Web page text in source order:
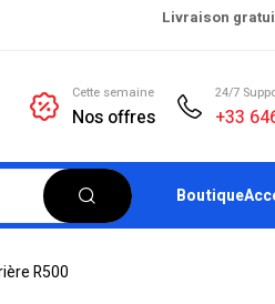
Livraison
Cette semaine
Nos offres
24/7
+33
Boutique
R500